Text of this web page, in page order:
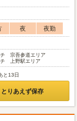
夜
夜勤
チ 宗吾参道エリア
チ 上野駅エリア
と13日
とりあえず保存